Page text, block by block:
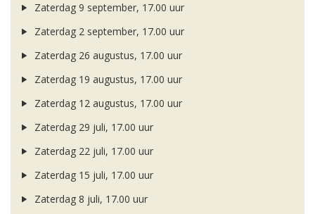
Zaterdag 9 september, 17.00 uur
Zaterdag 2 september, 17.00 uur
Zaterdag 26 augustus, 17.00 uur
Zaterdag 19 augustus, 17.00 uur
Zaterdag 12 augustus, 17.00 uur
Zaterdag 29 juli, 17.00 uur
Zaterdag 22 juli, 17.00 uur
Zaterdag 15 juli, 17.00 uur
Zaterdag 8 juli, 17.00 uur